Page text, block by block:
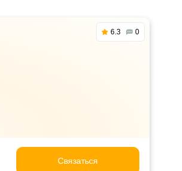
6.3 0
Связаться